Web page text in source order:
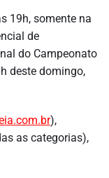
19h, somente na
de
do Campeonato
deste domingo,
),
as categorias),